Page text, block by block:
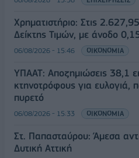
Χρηματιστήριο: Στις
Δείκτης Τιμών, με άνοδο
06/08/2026 - 15:46 ΟΙΚΟΝΟΜΙΑ
ΥΠΑΑΤ: Αποζημιώσεις 38,1
κτηνοτρόφους για
πυρετό
06/08/2026 - 15:33 ΟΙΚΟΝΟΜΙΑ
Στ. Παπασταύρου: Άμεσα
Δυτική Αττική